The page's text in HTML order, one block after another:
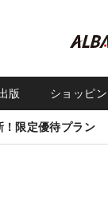
版 ショッピ
！限定優待プラン